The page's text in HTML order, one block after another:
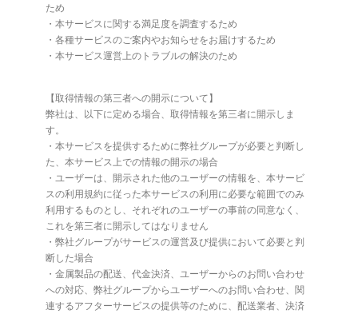
ため
・本サービスに関する満足度を調査するため
・各種サービスのご案内やお知らせをお届けするため
・本サービス運営上のトラブルの解決のため
【取得情報の第三者への開示について】
弊社は、以下に定める場合、取得情報を第三者に開示しま
す。
・本サービスを提供するために弊社グループが必要と判断し
た、本サービス上での情報の開示の場合
・ユーザーは、開示された他のユーザーの情報を、本サービ
スの利用規約に従った本サービスの利用に必要な範囲でのみ
利用するものとし、それぞれのユーザーの事前の同意なく、
これを第三者に開示してはなりません
・弊社グループがサービスの運営及び提供において必要と判
断した場合
・金属製品の配送、代金決済、ユーザーからのお問い合わせ
への対応、弊社グループからユーザーへのお問い合わせ、関
連するアフターサービスの提供等のために、配送業者、決済